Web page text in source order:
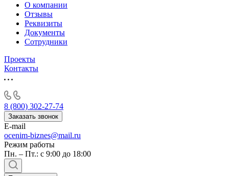
О компании
Отзывы
Реквизиты
Документы
Сотрудники
Проекты
Контакты
8 (800) 302-27-74
Заказать звонок
E-mail
ocenim-biznes@mail.ru
Режим работы
Пн. – Пт.: с 9:00 до 18:00